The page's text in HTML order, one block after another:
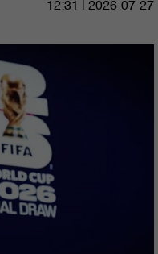
12:31 | 2026-07-27